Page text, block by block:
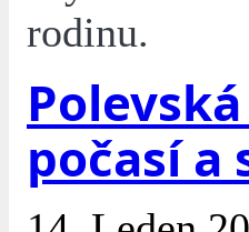
rodinu.
počasí a